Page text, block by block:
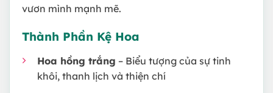
vươn mình mạnh mẽ.
Thành Phần Kệ Hoa
Hoa hồng trắng – Biểu tượng của sự tinh
khôi, thanh lịch và thiện chí